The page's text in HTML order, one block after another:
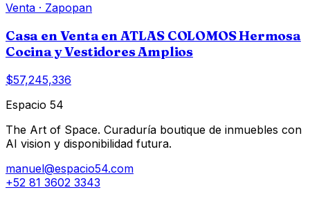
Venta · Zapopan
Casa en Venta en ATLAS COLOMOS Hermosa
Cocina y Vestidores Amplios
$57,245,336
Espacio 54
The Art of Space. Curaduría boutique de inmuebles con
AI vision y disponibilidad futura.
manuel@espacio54.com
+52 81 3602 3343